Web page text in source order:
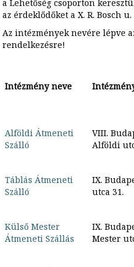
TrainHouse
projekt
Erasmus+
Shelters
Projekt
bérlakásba
Fővárosban
VEKOP
program
EZ
+
AZ
éves
BMSZKI
Szolidáris
Szakvizsga
képzés
a Lehetőség csoporton
az érdeklődőket a X. R. Bosch u.
Az intézmények nevére lépve
rendelkezésre!
Intézmény neve
Alföldi Átmeneti
Szálló
VIII.
Alföldi
Táblás Átmeneti
Szálló
IX.
utca 31.
Külső Mester
Átmeneti Szállás
IX.
Mester